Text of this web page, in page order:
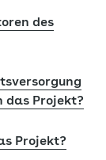
des
das Projekt?
Projekt?